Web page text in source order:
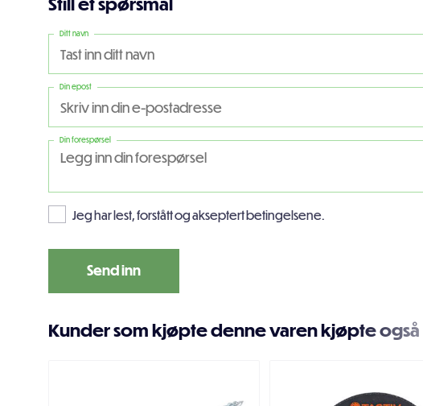
Ditt navn
Din epost
Din forespørsel
Jeg har lest, forstått og akseptert betingelsene.
Kunder som kjøpte denne varen kjøpte også